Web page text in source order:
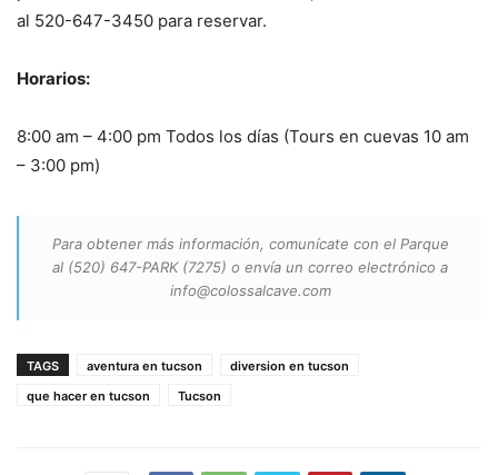
al 520-647-3450 para reservar.
Horarios:
8:00 am – 4:00 pm Todos los días (Tours en cuevas 10 am
– 3:00 pm)
Para obtener más información, comunícate con el Parque
al (520) 647-PARK (7275) o envía un correo electrónico a
info@colossalcave.com
TAGS aventura en tucson
diversion en tucson
que hacer en tucson
Tucson